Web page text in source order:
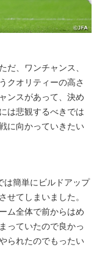
、ワンチャンス、
クオリティーの高さ
ンスがあって、決め
は悲観するべきでは
に向かっていきたい
は簡単にビルドアップ
せてしまいました。
ム全体で前からはめ
っていたので良かっ
られたのでもったい